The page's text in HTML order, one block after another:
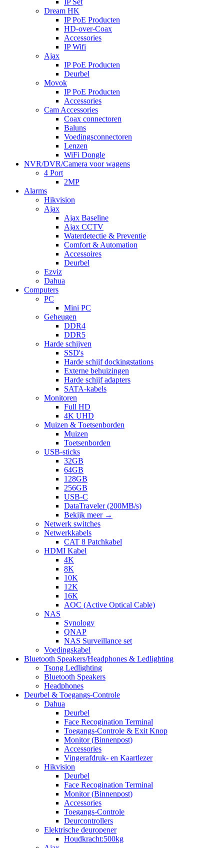
IP Set
Dream HK
IP PoE Producten
HD-over-Coax
Accessories
IP Wifi
Ajax
IP PoE Producten
Deurbel
Movok
IP PoE Producten
Accessories
Cam Accessories
Coax connectoren
Baluns
Voedingsconnectoren
Lenzen
WiFi Dongle
NVR/DVR/Camera voor wagens
4 Port
2MP
Alarms
Hikvision
Ajax
Ajax Baseline
Ajax CCTV
Waterdetectie & Preventie
Comfort & Automation
Accessoires
Deurbel
Ezviz
Dahua
Computers
PC
Mini PC
Geheugen
DDR4
DDR5
Harde schijven
SSD's
Harde schijf dockingstations
Externe behuizingen
Harde schijf adapters
SATA-kabels
Monitoren
Full HD
4K UHD
Muizen & Toetsenborden
Muizen
Toetsenborden
USB-sticks
32GB
64GB
128GB
256GB
USB-C
DataTraveler (200MB/s)
Bekijk meer →
Netwerk switches
Netwerkkabels
CAT 8 Patchkabel
HDMI Kabel
4K
8K
10K
12K
16K
AOC (Active Optical Cable)
NAS
Synology
QNAP
NAS Surveillance set
Voedingskabel
Bluetooth Speakers/Headphones & Ledlighting
Tsong Ledlighting
Bluetooth Speakers
Headphones
Deurbel & Toegangs-Controle
Dahua
Deurbel
Face Recogination Terminal
Toegangs-Controle & Exit Knop
Monitor (Binnenpost)
Accessories
Vingerafdruk- en Kaartlezer
Hikvision
Deurbel
Face Recogination Terminal
Monitor (Binnenpost)
Accessories
Toegangs-Controle
Deurcontrollers
Elektrische deuropener
Houdkracht:500kg